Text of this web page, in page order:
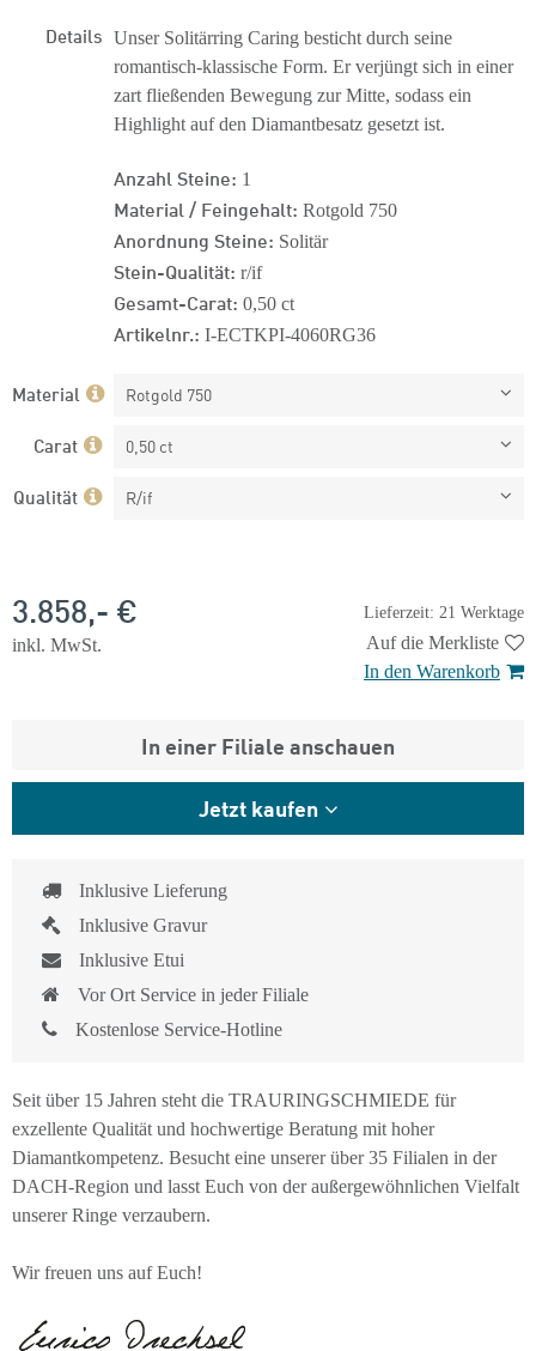
Details Unser Solitärring Caring besticht durch seine
romantisch-klassische Form. Er verjüngt sich in einer
zart fließenden Bewegung zur Mitte, sodass ein
Highlight auf den Diamantbesatz gesetzt ist.
Anzahl Steine: 1
Material / Feingehalt: Rotgold 750
Anordnung Steine: Solitär
Stein-Qualität: r/if
Gesamt-Carat: 0,50 ct
Artikelnr.: I-ECTKPI-4060RG36
Material Rotgold 750
Carat 0,50 ct
Qualität R/if
Lieferzeit: 21 Werktage
3.858,- €
inkl. MwSt.
Auf die Merkliste
In den Warenkorb
In einer Filiale anschauen
Jetzt kaufen
Inklusive Lieferung
Inklusive Gravur
Inklusive Etui
Vor Ort Service in jeder Filiale
Kostenlose Service-Hotline
Seit über 15 Jahren steht die TRAURINGSCHMIEDE für
exzellente Qualität und hochwertige Beratung mit hoher
Diamantkompetenz. Besucht eine unserer über 35 Filialen in der
DACH-Region und lasst Euch von der außergewöhnlichen Vielfalt
unserer Ringe verzaubern.
Wir freuen uns auf Euch!